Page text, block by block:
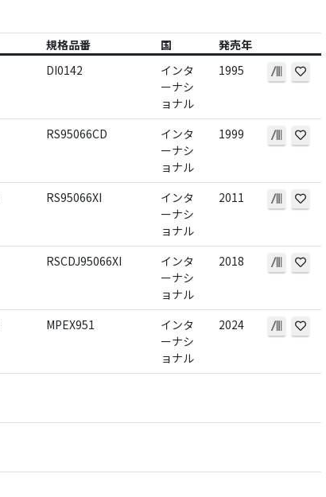
規格品番 国
発売年
DI0142
インタ
ーナシ
ョナル
1995
RS95066CD
インタ
ーナシ
ョナル
1999
RS95066XI
インタ
ーナシ
ョナル
2011
RSCDJ95066XI
インタ
ーナシ
ョナル
2018
MPEX951
インタ
ーナシ
ョナル
2024